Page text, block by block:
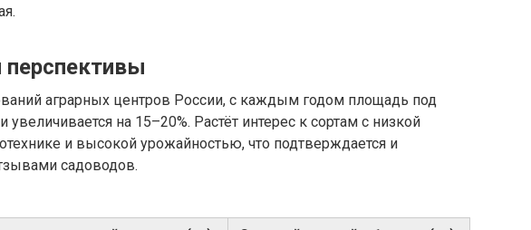
перспективы
аграрных центров России, с каждым годом площадь под
на 15–20%. Растёт интерес к сортам с низкой
и высокой урожайностью, что подтверждается и
садоводов.